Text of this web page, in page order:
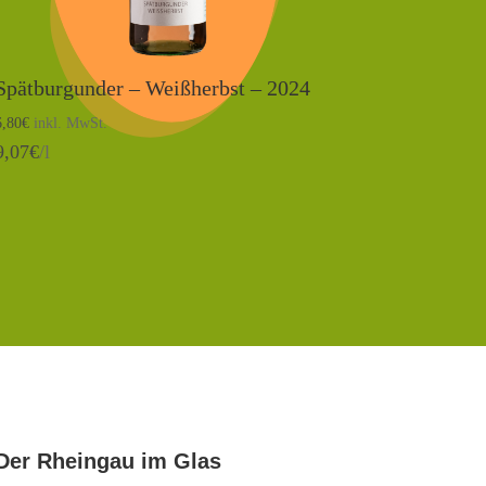
– Weißherbst – 2024
€ inkl. MwSt.
€/l
Rheingau im Glas